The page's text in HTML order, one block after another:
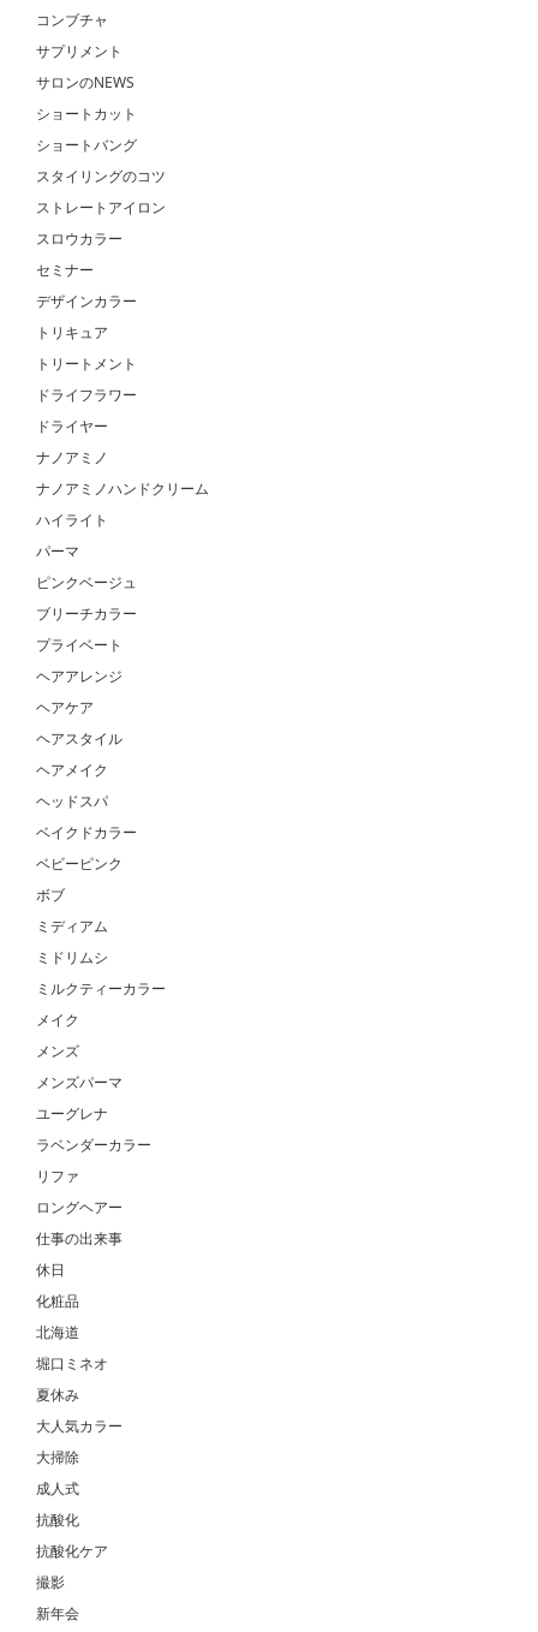
コンブチャ
サプリメント
サロンのNEWS
ショートカット
ショートバング
スタイリングのコツ
ストレートアイロン
スロウカラー
セミナー
デザインカラー
トリキュア
トリートメント
ドライフラワー
ドライヤー
ナノアミノ
ナノアミノハンドクリーム
ハイライト
パーマ
ピンクベージュ
ブリーチカラー
プライベート
ヘアアレンジ
ヘアケア
ヘアスタイル
ヘアメイク
ヘッドスパ
ベイクドカラー
ベビーピンク
ボブ
ミディアム
ミドリムシ
ミルクティーカラー
メイク
メンズ
メンズパーマ
ユーグレナ
ラベンダーカラー
リファ
ロングヘアー
仕事の出来事
休日
化粧品
北海道
堀口ミネオ
夏休み
大人気カラー
大掃除
成人式
抗酸化
抗酸化ケア
撮影
新年会